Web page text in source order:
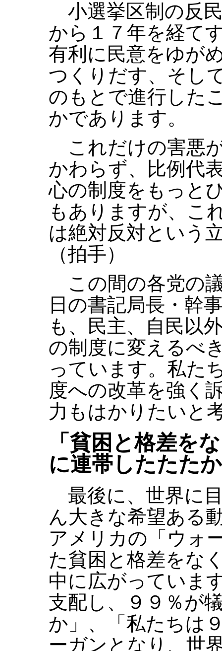
小選挙区制の反
から１７年を経て
有利に民意をゆが
つくりだす、そし
のもとで進行した
かであります。
これだけの害悪
かわらず、比例代
心の制度をもっと
もありますが、こ
は絶対反対という
（拍手）
この間の各党の
日の書記局長・幹
も、民主、自民以
の制度に変えるべ
っています。私た
度への改革を強く
力もはかりたいと
「貧困と格差を
に連帯したたた
最後に、世界に
ん大きな希望ある
アメリカの「ウォ
た貧困と格差をな
中に広がっていま
支配し、９９％が
か」、「私たちは
ーガンとなり、世